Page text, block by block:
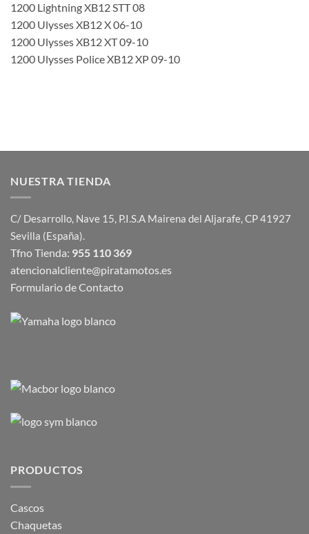
1200 Lightning XB12 STT 08
1200 Ulysses XB12 X 06-10
1200 Ulysses XB12 XT 09-10
1200 Ulysses Police XB12 XP 09-10
NUESTRA TIENDA
C/ Desarrollo, Nave 15, P.I.S.A Mairena del Aljarafe, CP 41927
Sevilla (España).
Tfno Tienda: 955 110 369
atencionalcliente@piratamotos.es
Formulario de Contacto
PRODUCTOS
Cascos
Chaquetas